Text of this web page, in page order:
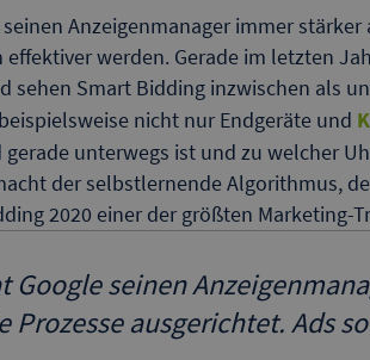
Anzeigenmanager immer
effektiver werden. Gerade im letzten
sehen Smart Bidding inzwischen als
nicht nur Endgeräte und
unterwegs ist und zu welcher
der selbstlernende Algorithmus,
2020 einer der größten Marketing-
Google seinen
ausgerichtet. Ads